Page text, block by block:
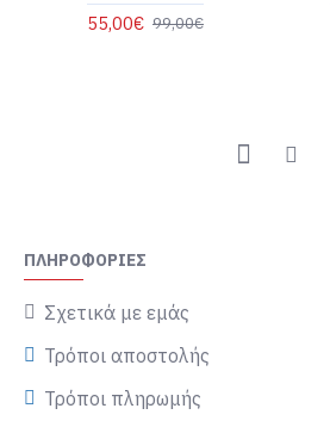
55,00€ 99,00€
ΠΛΗΡΟΦΟΡΊΕΣ
Σχετικά με εμάς
Τρόποι αποστολής
Τρόποι πληρωμής